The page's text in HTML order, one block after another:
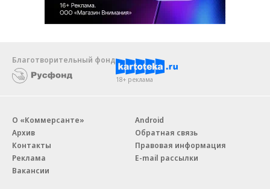
Благотворительный фонд
18+ реклама
О «Коммерсанте»
Архив
Контакты
Реклама
Вакансии
Android
Обратная связь
Правовая информация
E-mail рассылки